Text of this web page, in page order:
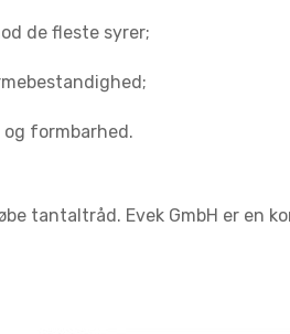
de fleste syrer;
formbarhed.
tantaltråd. Evek GmbH er en